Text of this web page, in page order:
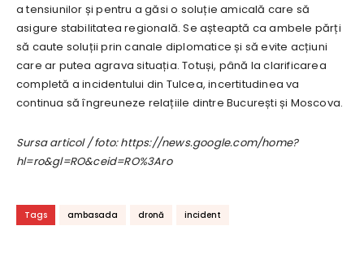
a tensiunilor și pentru a găsi o soluție amicală care să
asigure stabilitatea regională. Se așteaptă ca ambele părți
să caute soluții prin canale diplomatice și să evite acțiuni
care ar putea agrava situația. Totuși, până la clarificarea
completă a incidentului din Tulcea, incertitudinea va
continua să îngreuneze relațiile dintre București și Moscova.
Sursa articol / foto: https://news.google.com/home?
hl=ro&gl=RO&ceid=RO%3Aro
Tags ambasada dronă incident